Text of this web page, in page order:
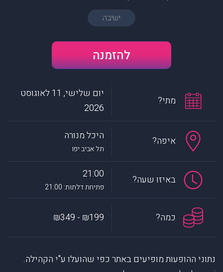
ישיבה
להזמנה
מתי?
יום שלישי, 11 לאוגוסט
2026
איפה? היכל מנורה
תל אביב יפו
באיזו שעה? 21:00
פתיחת דלתות: 21:00
כמה? ₪199 - ₪349
נתוני ההופעות מופיעים באתר כפי שהועלו ע"י הקהילה.